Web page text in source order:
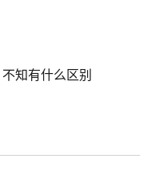
知有什么区别